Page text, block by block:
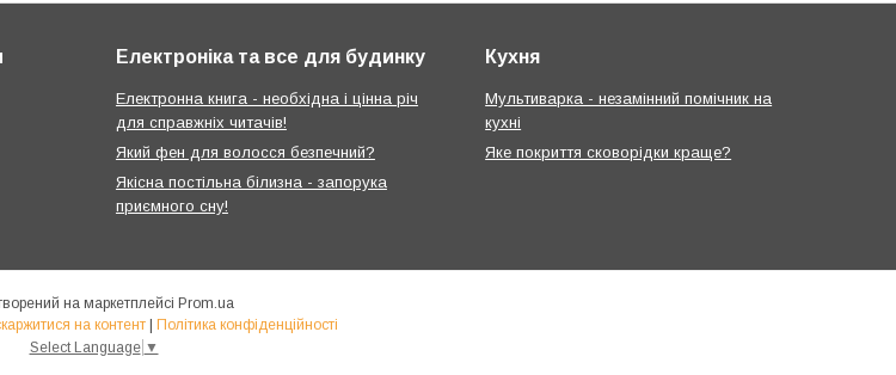
Електроніка та все для будинку
Електронна книга - необхідна і цінна річ
для справжніх читачів!
Який фен для волосся безпечний?
Якісна постільна білизна - запорука
приємного сну!
Кухня
Мультиварка - незамінний помічник на
кухні
Яке покриття сковорідки краще?
на маркетплейсі Prom.ua
на контент
Політика конфіденційності
Select Language ▼